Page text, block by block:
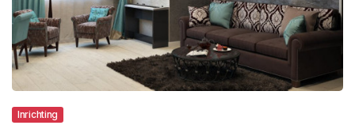
Inrichting